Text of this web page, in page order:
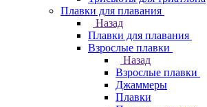
Плавки для плавания
Назад
Плавки для плавания
Взрослые плавки
Назад
Взрослые плавки
Джаммеры
Плавки